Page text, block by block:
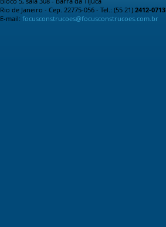
Rio de Janeiro - Cep. 22775-056 - Tel.: (55 21) 2412-0713
E-mail: focusconstrucoes@focusconstrucoes.com.br